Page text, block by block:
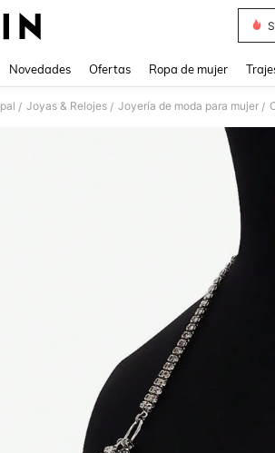
Novedades Ofertas Ropa de mujer
/ Joyas & Relojes / Joyería de moda para mujer /